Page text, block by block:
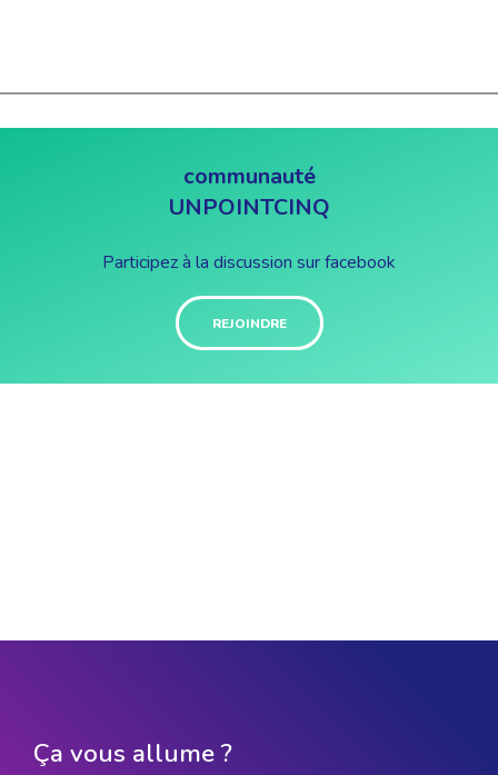
communauté
UNPOINTCINQ
Participez à la discussion sur facebook
REJOINDRE
Ça vous allume ?